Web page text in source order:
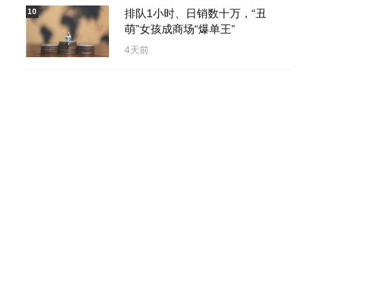
排队1小时、日销数十万，“丑
萌”女孩成商场“爆单王”
4天前
10